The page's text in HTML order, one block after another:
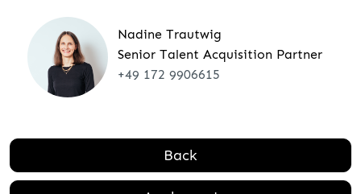
Nadine Trautwig
Senior Talent Acquisition Partner
+49 172 9906615
Back